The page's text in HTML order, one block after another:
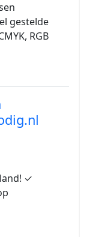
gestelde
RGB
✓